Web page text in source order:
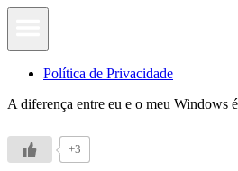
Política de Privacidade
A diferença entre eu e o meu Windows
+3